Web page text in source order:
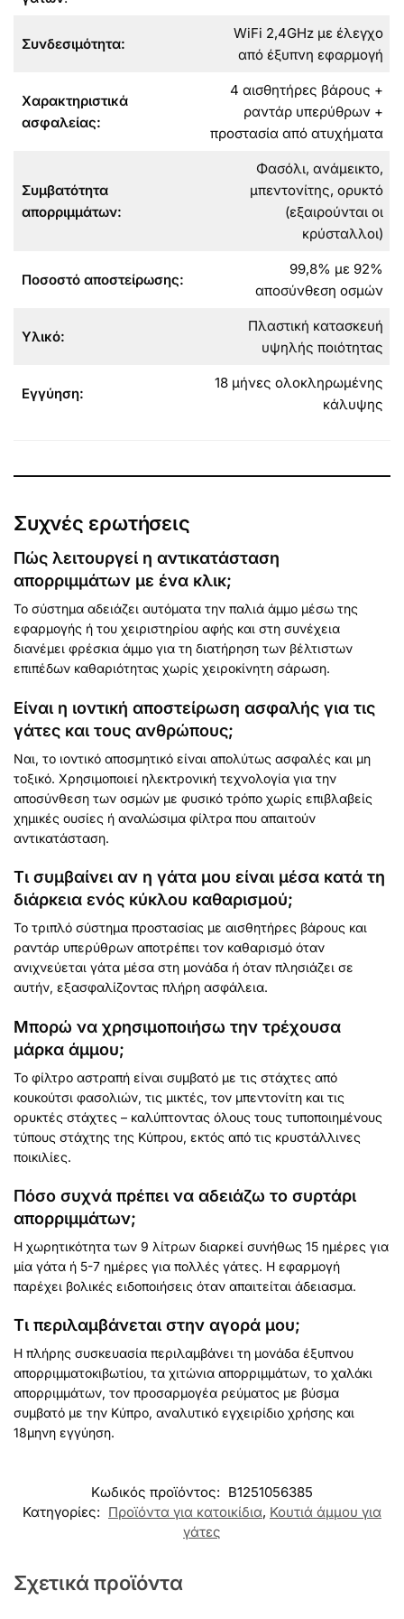
Συνδεσιμότητα:
WiFi 2,4GHz με έλεγχο
από έξυπνη εφαρμογή
Χαρακτηριστικά
ασφαλείας:
4 αισθητήρες βάρους +
ραντάρ υπερύθρων +
προστασία από ατυχήματα
Συμβατότητα
απορριμμάτων:
Φασόλι, ανάμεικτο,
μπεντονίτης, ορυκτό
(εξαιρούνται οι
κρύσταλλοι)
Ποσοστό αποστείρωσης:
99,8% με 92%
αποσύνθεση οσμών
Υλικό:
Πλαστική κατασκευή
υψηλής ποιότητας
Εγγύηση:
18 μήνες ολοκληρωμένης
κάλυψης
Συχνές ερωτήσεις
Πώς λειτουργεί η αντικατάσταση
απορριμμάτων με ένα κλικ;
Το σύστημα αδειάζει αυτόματα την παλιά άμμο μέσω της
εφαρμογής ή του χειριστηρίου αφής και στη συνέχεια
διανέμει φρέσκια άμμο για τη διατήρηση των βέλτιστων
επιπέδων καθαριότητας χωρίς χειροκίνητη σάρωση.
Είναι η ιοντική αποστείρωση ασφαλής για τις
γάτες και τους ανθρώπους;
Ναι, το ιοντικό αποσμητικό είναι απολύτως ασφαλές και μη
τοξικό. Χρησιμοποιεί ηλεκτρονική τεχνολογία για την
αποσύνθεση των οσμών με φυσικό τρόπο χωρίς επιβλαβείς
χημικές ουσίες ή αναλώσιμα φίλτρα που απαιτούν
αντικατάσταση.
Τι συμβαίνει αν η γάτα μου είναι μέσα κατά τη
διάρκεια ενός κύκλου καθαρισμού;
Το τριπλό σύστημα προστασίας με αισθητήρες βάρους και
ραντάρ υπερύθρων αποτρέπει τον καθαρισμό όταν
ανιχνεύεται γάτα μέσα στη μονάδα ή όταν πλησιάζει σε
αυτήν, εξασφαλίζοντας πλήρη ασφάλεια.
Μπορώ να χρησιμοποιήσω την τρέχουσα
μάρκα άμμου;
Το φίλτρο αστραπή είναι συμβατό με τις στάχτες από
κουκούτσι φασολιών, τις μικτές, τον μπεντονίτη και τις
ορυκτές στάχτες – καλύπτοντας όλους τους τυποποιημένους
τύπους στάχτης της Κύπρου, εκτός από τις κρυστάλλινες
ποικιλίες.
Πόσο συχνά πρέπει να αδειάζω το συρτάρι
απορριμμάτων;
Η χωρητικότητα των 9 λίτρων διαρκεί συνήθως 15 ημέρες για
μία γάτα ή 5-7 ημέρες για πολλές γάτες. Η εφαρμογή
παρέχει βολικές ειδοποιήσεις όταν απαιτείται άδειασμα.
Τι περιλαμβάνεται στην αγορά μου;
Η πλήρης συσκευασία περιλαμβάνει τη μονάδα έξυπνου
απορριμματοκιβωτίου, τα χιτώνια απορριμμάτων, το χαλάκι
απορριμμάτων, τον προσαρμογέα ρεύματος με βύσμα
συμβατό με την Κύπρο, αναλυτικό εγχειρίδιο χρήσης και
18μηνη εγγύηση.
Customer Reviews
Smart Self-Cleaning Cat Litter Box
Great automatic litter box
Κωδικός προϊόντος: B1251056385
Κατηγορίες: Προϊόντα για κατοικίδια, Κουτιά άμμου για
γάτες
Σχετικά προϊόντα